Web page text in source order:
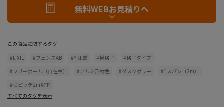
無料WEBお見積りへ
この商品に関するタグ
#LIXIL
#フェンスAB #YR1型 #横格子
#格子タイプ
#フリーポール（自在柱）
#アルミ形材色 #ダスクグレー
#1スパン（2m）
#柱ピッチ2m以下
すべてのタグを表示